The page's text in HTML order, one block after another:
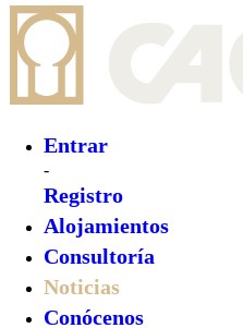
Entrar
-
Registro
Alojamientos
Consultoría
Noticias
Conócenos